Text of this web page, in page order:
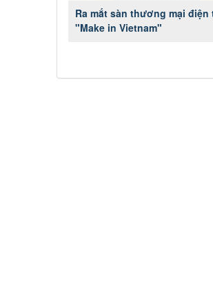
Ra mắt sàn thương mại điện
"Make in Vietnam"